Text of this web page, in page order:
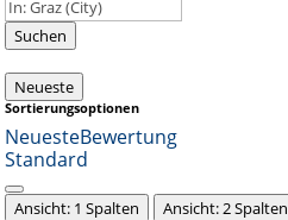
Suchen
Neueste
Sortierungsoptionen
NeuesteBewertung
Standard
Ansicht: 1 Spalten Ansicht: 2 Spalten